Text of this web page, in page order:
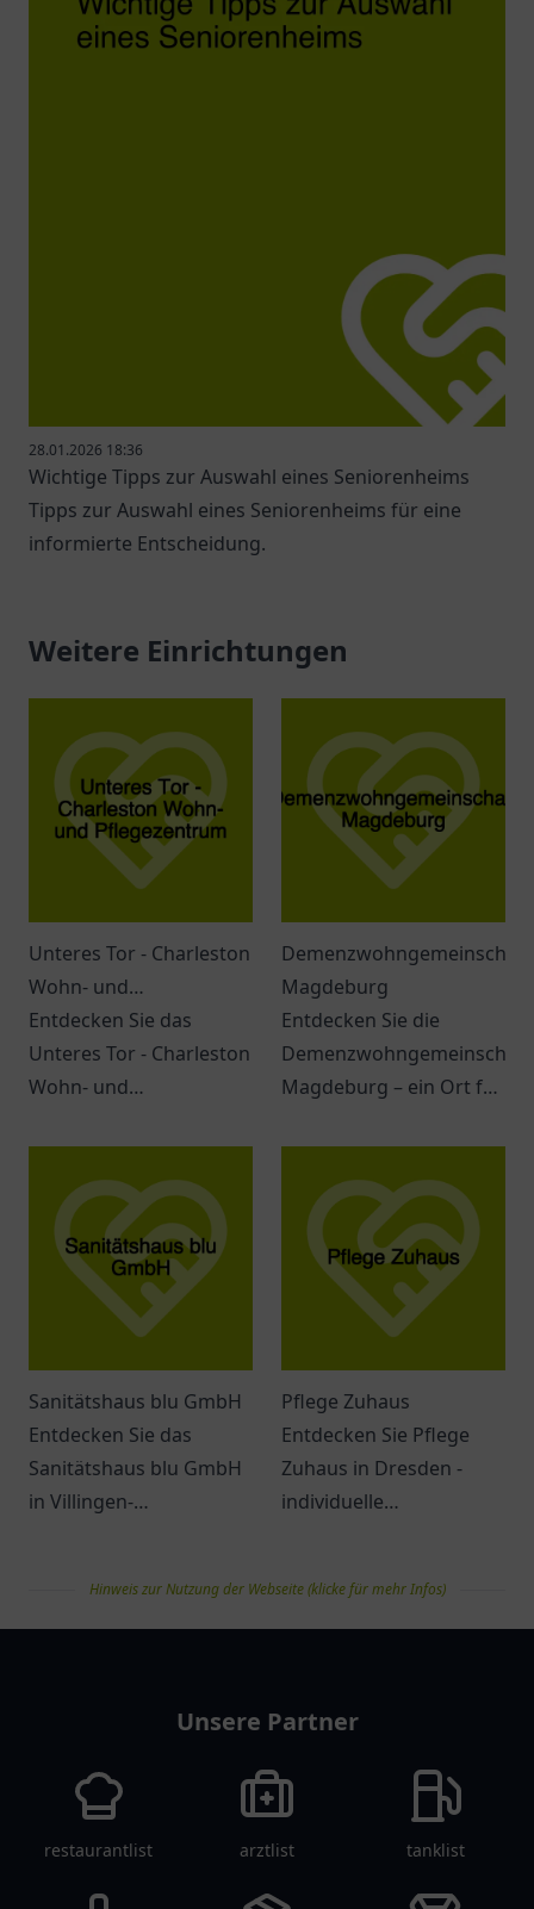
28.01.2026 18:36
Wichtige Tipps zur Auswahl eines Seniorenheims
Tipps zur Auswahl eines Seniorenheims für eine
informierte Entscheidung.
Weitere Einrichtungen
Unteres Tor - Charleston
Wohn- und
Pflegezentrum
Entdecken Sie das
Unteres Tor - Charleston
Wohn- und
Haßfurt mit vielfältigen
Wohn- und
Pflegeangeboten für
Senioren.
Demenzwohngemeinschaft
Magdeburg
Entdecken Sie die
Demenzwohngemeinschaft
Magdeburg – ein Ort für
und einfühlsame
Betreuung.
Sanitätshaus blu GmbH
Entdecken Sie das
Sanitätshaus blu GmbH
in Villingen-
an Hilfsmitteln und
persönlicher Beratung.
Pflege Zuhaus
Entdecken Sie Pflege
Zuhaus in Dresden -
individuelle
und umfassenden
Dienstleistungen.
Hinweis zur Nutzung der Webseite (klicke für mehr Infos)
Unsere Partner
restaurantlist arztlist tanklist